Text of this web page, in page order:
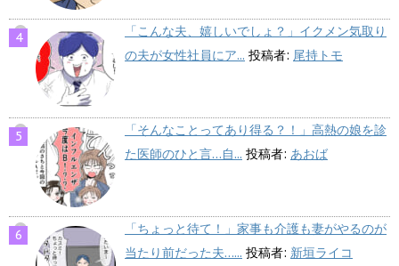
「こんな夫、嬉しいでしょ？」イクメン気取り
の夫が女性社員にア... 投稿者: 尾持トモ
「そんなことってあり得る？！」高熱の娘を診
た医師のひと言…自... 投稿者: あおば
「ちょっと待て！」家事も介護も妻がやるのが
当たり前だった夫…... 投稿者: 新垣ライコ